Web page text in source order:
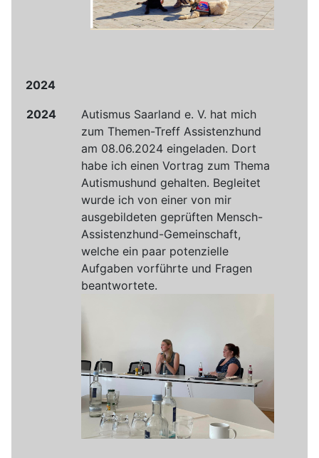
2024
2024
Autismus Saarland e. V. hat mich
zum Themen-Treff Assistenzhund
am 08.06.2024 eingeladen. Dort
habe ich einen Vortrag zum Thema
Autismushund gehalten. Begleitet
wurde ich von einer von mir
ausgebildeten geprüften Mensch-
Assistenzhund-Gemeinschaft,
welche ein paar potenzielle
Aufgaben vorführte und Fragen
beantwortete.